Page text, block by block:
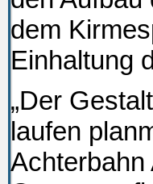
dem
Einhaltung
„Der
laufen
Achterbahn